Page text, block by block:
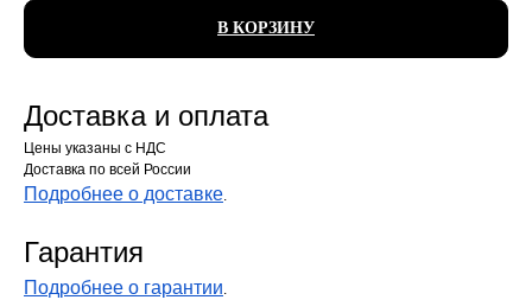
В КОРЗИНУ
Доставка и оплата
Цены указаны с НДС
Доставка по всей России
Подробнее о доставке.
Гарантия
Подробнее о гарантии.